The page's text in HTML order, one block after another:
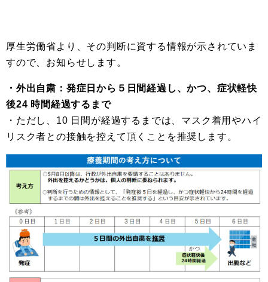
厚生労働省より、その判断に資する情報が示されていま
すので、お知らせします。
・外出自粛： 発症 日から５日間経過し、かつ、症状軽快
後24 時間経過するまで
・ただし、10 日間が経過するまでは、マスク着用やハイ
リスク者との接触を控えて頂くことを推奨します。